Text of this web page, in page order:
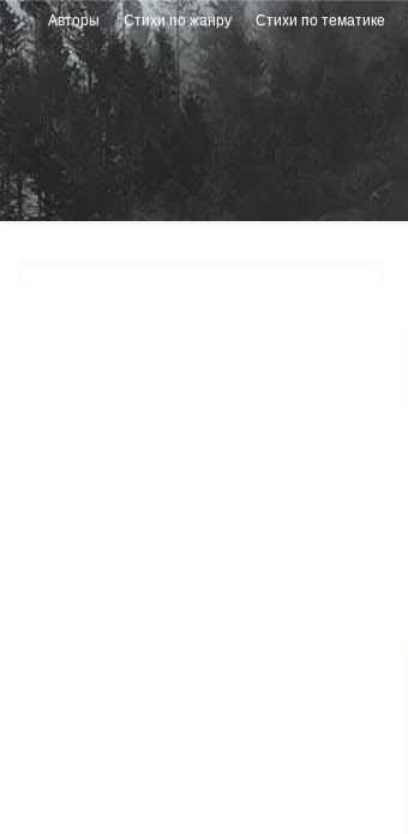
Перейти
к
основному
содержанию
Авторы Стихи по жанру Стихи по тематике